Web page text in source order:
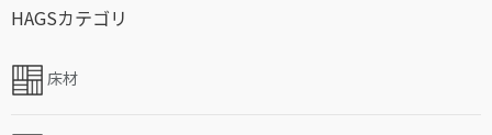
HAGSカテゴリ
床材